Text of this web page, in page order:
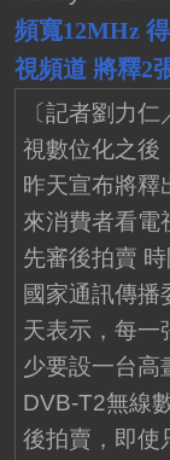
頻寬12MHz
視頻道 將釋2
〔記者劉力
視數位化之後
昨天宣布將釋
來消費者看電
先審後拍賣
國家通訊傳播
天表示，每一
少要設一台高
DVB-T2無線
後拍賣，即使